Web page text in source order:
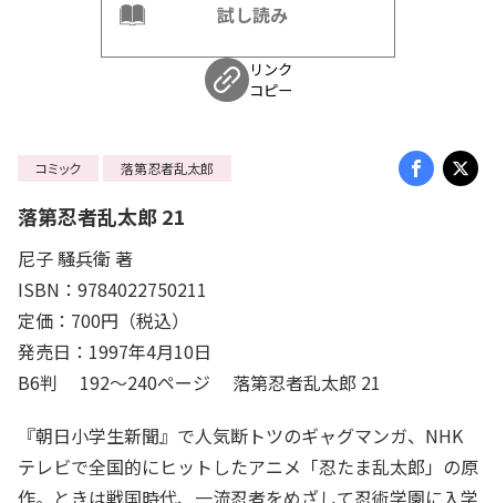
試し読み
リンク
コピー
コミック 落第忍者乱太郎
落第忍者乱太郎 21
尼子 騒兵衛 著
ISBN：9784022750211
定価：700円（税込）
発売日：1997年4月10日
B6判 192～240ページ 落第忍者乱太郎 21
『朝日小学生新聞』で人気断トツのギャグマンガ、NHK
テレビで全国的にヒットしたアニメ「忍たま乱太郎」の原
作。ときは戦国時代、一流忍者をめざして忍術学園に入学